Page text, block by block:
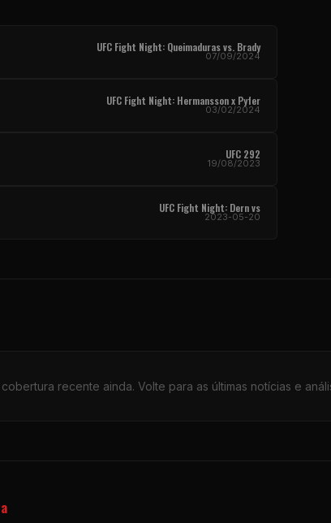
UFC Fight Night: Queimaduras vs. Brady
07/09/2024
UFC Fight Night: Hermansson x Pyfer
03/02/2024
UFC 292
19/08/2023
UFC Fight Night: Dern vs
2023-05-20
cobertura recente ainda. Volte para as últimas notícias e